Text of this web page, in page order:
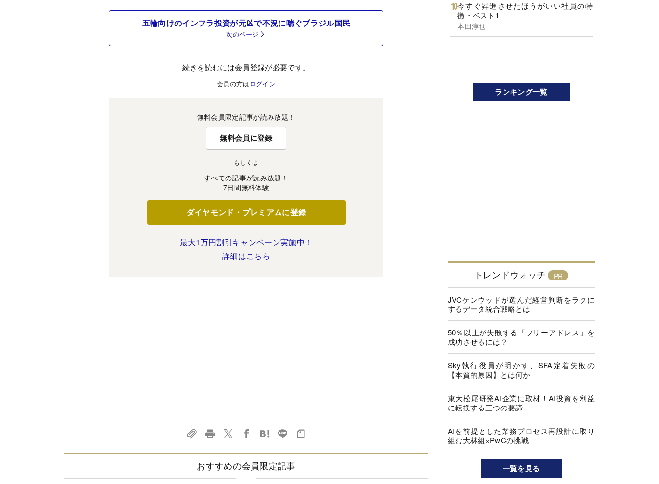
五輪向けのインフラ投資が元凶で不況に喘ぐブラジル国民
次のページ
続きを読むには会員登録が必要です。
会員の方は ログイン
無料会員限定記事が読み放題！
無料会員に登録
もしくは
すべての記事が読み放題！
7日間無料体験
ダイヤモンド・プレミアムに登録
最大1万円割引キャンペーン実施中！
詳細はこちら
おすすめの会員限定記事
今すぐ昇進させたほうがいい社員の特
徴・ベスト1
本田淳也
ランキング一覧
トレンドウォッチ
JVCケンウッドが選んだ経営判断をラクに
するデータ統合戦略とは
50％以上が失敗する「フリーアドレス」を
成功させるには？
Sky執行役員が明かす、SFA定着失敗の
【本質的原因】とは何か
東大松尾研発AI企業に取材！AI投資を利益
に転換する三つの要諦
AIを前提とした業務プロセス再設計に取り
組む大林組×PwCの挑戦
一覧を見る